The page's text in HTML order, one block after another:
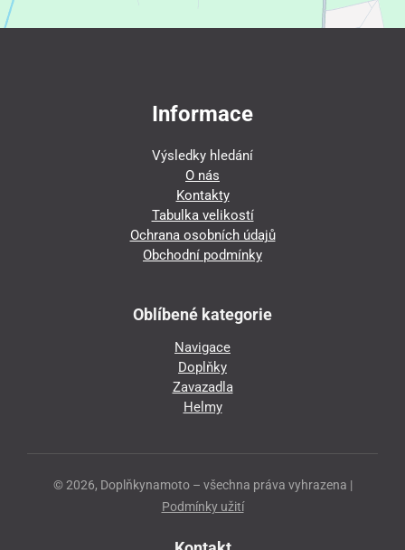
Informace
Výsledky hledání
O nás
Kontakty
Tabulka velikostí
Ochrana osobních údajů
Obchodní podmínky
Oblíbené kategorie
Navigace
Doplňky
Zavazadla
Helmy
© 2026, Doplňkynamoto – všechna práva vyhrazena |
Podmínky užití